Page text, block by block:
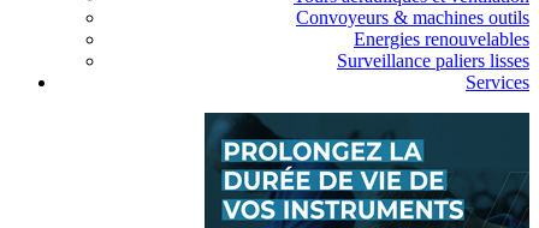
Convoyeurs & machines outils
Energies renouvelables
Surveillance paliers lisses
Services